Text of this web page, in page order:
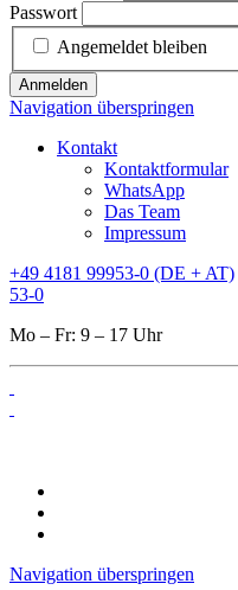
Passwort
Angemeldet bleiben
Anmelden
Navigation überspringen
Kontakt
Kontaktformular
WhatsApp
Das Team
Impressum
+49 4181 99953-0 (DE + AT)
53-0
Mo – Fr: 9 – 17 Uhr
Navigation überspringen